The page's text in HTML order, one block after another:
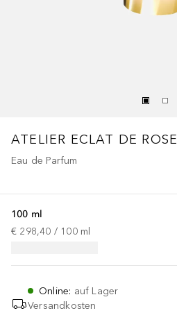
ATELIER ECLAT DE ROSE
Eau de Parfum
100 ml
€ 298,40 / 100 ml
Online: auf Lager
Versandkosten